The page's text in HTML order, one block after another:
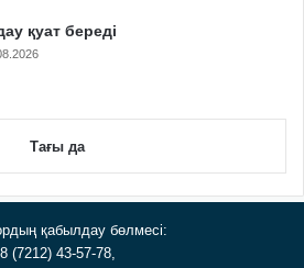
қуат береді
Тағы да
қабылдау бөлмесі:
8 (7212) 43-57-78,